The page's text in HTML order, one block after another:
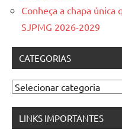
Conheça a chapa única
SJPMG 2026-2029
CATEGORIAS
Categorias
LINKS IMPORTANTES